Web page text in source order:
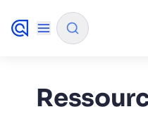
✨KI-Modus